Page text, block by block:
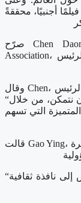
المحلي، عرضت دور السينما الصينية 93 فيلمًا أجنبيًا، محققةً
صرّح Chen Daoming، الممثل الشهير ورئيس China Film
Association، بأن رسالة الرئيس Xi تُشكِّل إطارًا توجيهيًا لصناعة
وقال Chen، الذي كان أحد مُعدّي الرسالة الموجّهة إلى الرئيس Xi،
“إنها مصدر إلهام جوهري وعميق التأثير”. “آمل أن نتمكن، من خلال
التي تسهم
قالت Gao Ying، مديرة Capital Cinema العريقة في بكين، إن رسالة
“نحن ملتزمون بتحويل كل شاشة وكل دار عرض إلى نافذة ثقافية